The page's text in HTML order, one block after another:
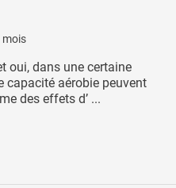
mois
oui, dans une certaine
capacité aérobie peuvent
des effets d’ ...